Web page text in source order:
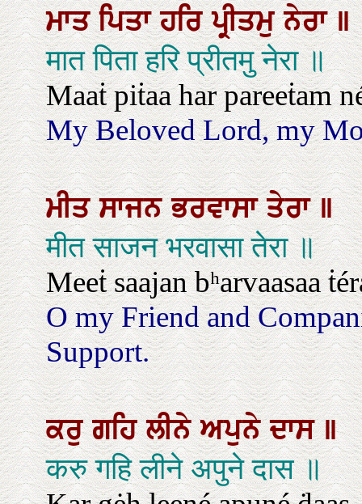
ਮਾਤਪਿਤਾਹਰਿਪ੍ਰੀਤਮੁਨੇਰਾ॥
मात पिता हरि प्रीतमु नेरा ॥
Maaṫ piṫaa har pareeṫam
My Beloved Lord, my
ਮੀਤਸਾਜਨਭਰਵਾਸਾਤੇਰਾ॥
मीत साजन भरवासा तेरा ॥
Meeṫ saajan bʰarvaasaa
O my Friend and
Support.
ਕਰੁਗਹਿਲੀਨੇਅਪੁਨੇਦਾਸ॥
करु गहि लीने अपुने दास ॥